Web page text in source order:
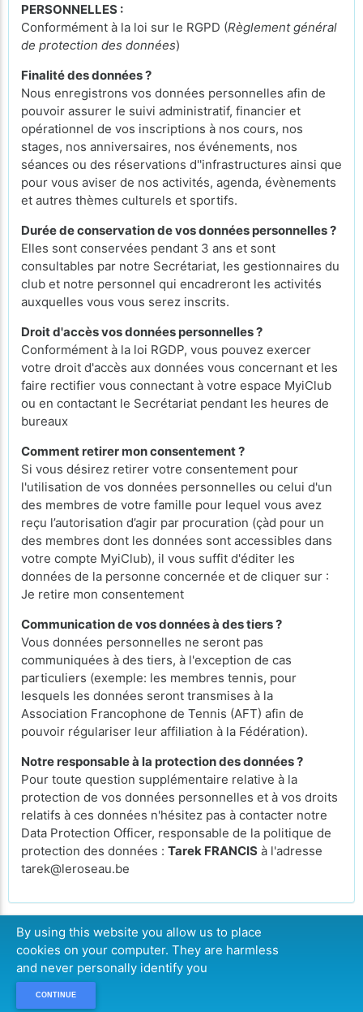
PERSONNELLES :
Conformément à la loi sur le RGPD (Règlement général
de protection des données)
Finalité des données ?
Nous enregistrons vos données personnelles afin de
pouvoir assurer le suivi administratif, financier et
opérationnel de vos inscriptions à nos cours, nos
stages, nos anniversaires, nos événements, nos
séances ou des réservations d''infrastructures ainsi que
pour vous aviser de nos activités, agenda, évènements
et autres thèmes culturels et sportifs.
Durée de conservation de vos données personnelles ?
Elles sont conservées pendant 3 ans et sont
consultables par notre Secrétariat, les gestionnaires du
club et notre personnel qui encadreront les activités
auxquelles vous vous serez inscrits.
Droit d'accès vos données personnelles ?
Conformément à la loi RGDP, vous pouvez exercer
votre droit d'accès aux données vous concernant et les
faire rectifier vous connectant à votre espace MyiClub
ou en contactant le Secrétariat pendant les heures de
bureaux
Comment retirer mon consentement ?
Si vous désirez retirer votre consentement pour
l'utilisation de vos données personnelles ou celui d'un
des membres de votre famille pour lequel vous avez
reçu l’autorisation d’agir par procuration (çàd pour un
des membres dont les données sont accessibles dans
votre compte MyiClub), il vous suffit d'éditer les
données de la personne concernée et de cliquer sur :
Je retire mon consentement
Communication de vos données à des tiers ?
Vous données personnelles ne seront pas
communiquées à des tiers, à l'exception de cas
particuliers (exemple: les membres tennis, pour
lesquels les données seront transmises à la
Association Francophone de Tennis (AFT) afin de
pouvoir régulariser leur affiliation à la Fédération).
Notre responsable à la protection des données ?
Pour toute question supplémentaire relative à la
protection de vos données personnelles et à vos droits
relatifs à ces données n'hésitez pas à contacter notre
Data Protection Officer, responsable de la politique de
protection des données : Tarek FRANCIS à l'adresse
tarek@leroseau.be
CONTINUE
By using this website you allow us to place
cookies on your computer. They are harmless
and never personally identify you
CONTINUE